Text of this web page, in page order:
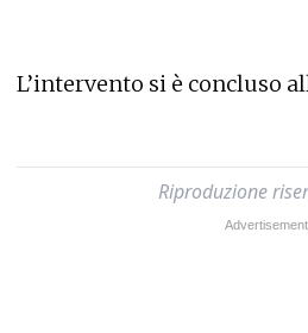
L’intervento si è concluso
Riproduzione